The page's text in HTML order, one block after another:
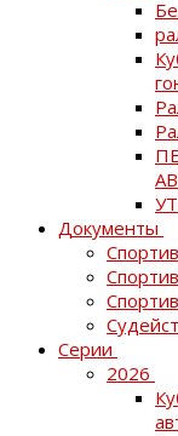
Документы
Серии
2026